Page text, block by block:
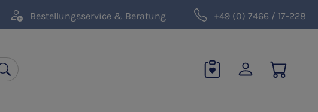
Bestellungsservice & Beratung +49 (0) 7466 / 17-228